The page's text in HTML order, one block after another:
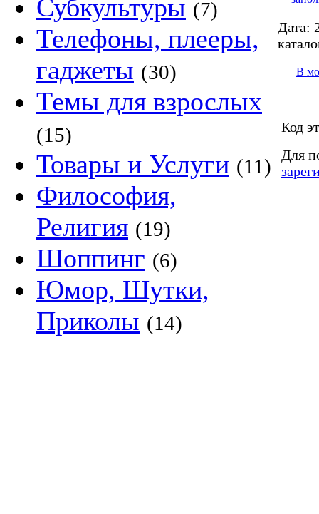
Субкультуры (7)
Телефоны, плееры,
гаджеты (30)
Темы для взрослых
(15)
Товары и Услуги (11)
Философия,
Религия (19)
Шоппинг (6)
Юмор, Шутки,
Приколы (14)
Дата:
В
Код
Для